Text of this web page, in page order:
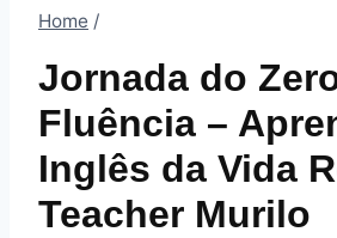
Home /
Jornada do
Fluência –
Inglês da Vida
Teacher Murilo